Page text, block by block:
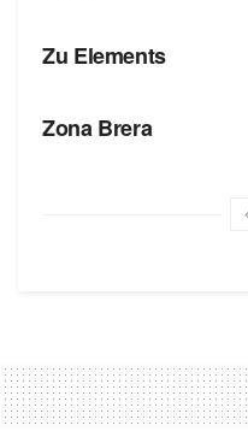
Zu Elements
Zona Brera